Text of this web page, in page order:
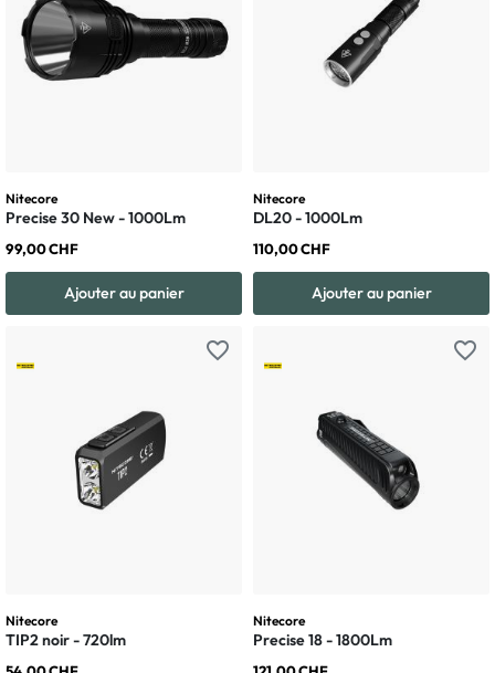
Nitecore
Precise 30 New - 1000Lm
99,00 CHF
Ajouter au panier
Nitecore
DL20 - 1000Lm
110,00 CHF
Ajouter au panier
favorite_border
Nitecore
TIP2 noir - 720lm
favorite_border
Nitecore
Precise 18 - 1800Lm